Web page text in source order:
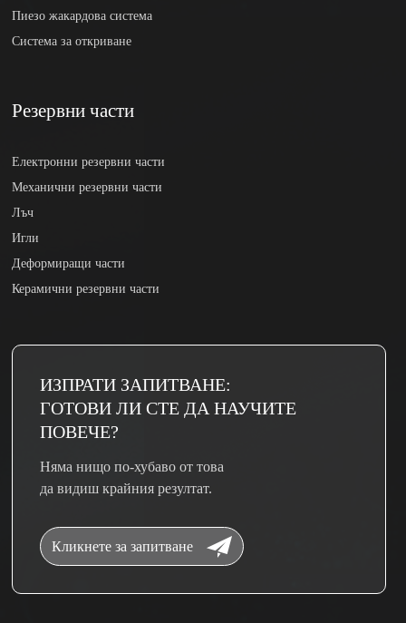
Пиезо жакардова система
Система за откриване
Резервни части
Електронни резервни части
Механични резервни части
Лъч
Игли
Деформиращи части
Керамични резервни части
ИЗПРАТИ ЗАПИТВАНЕ:
ГОТОВИ ЛИ СТЕ ДА НАУЧИТЕ
ПОВЕЧЕ?
Няма нищо по-хубаво от това
да видиш крайния резултат.
Кликнете за запитване